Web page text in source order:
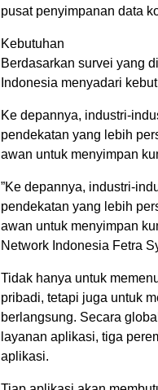
pusat penyimpanan data
Kebutuhan
Berdasarkan survei yang
Indonesia menyadari
Ke depannya, industri-
pendekatan yang lebih
awan untuk menyimpan
”Ke depannya, industri-
pendekatan yang lebih
awan untuk menyimpan
Network Indonesia Fetra
Tidak hanya untuk
pribadi, tetapi juga untuk
berlangsung. Secara
layanan aplikasi, tiga
aplikasi.